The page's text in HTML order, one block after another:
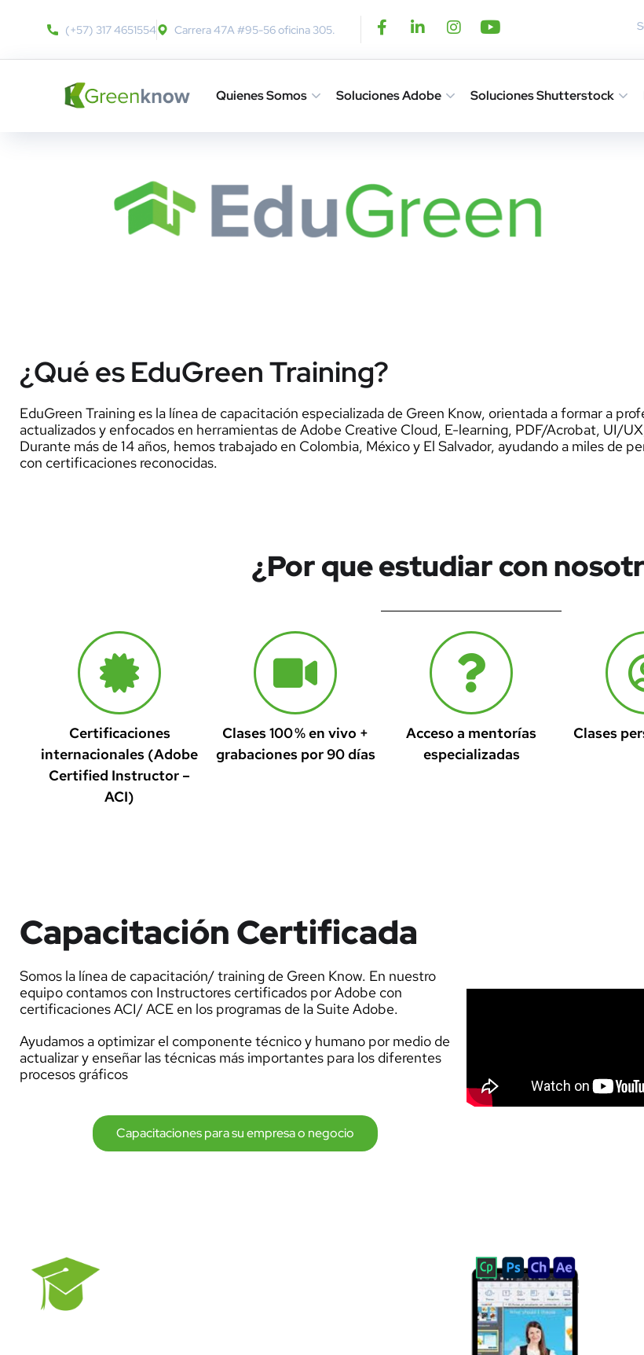
(+57) 317 4651554 Carrera 47A #95-56 oficina 305.
Quienes Somos Soluciones Adobe Soluciones Shutterstock
¿Qué es EduGreen Training?
EduGreen Training es la línea de capacitación especializada de Green Know, orientada a formar a
actualizados y enfocados en herramientas de Adobe Creative Cloud, E-learning, PDF/Acrobat, UI/
Durante más de 14 años, hemos trabajado en Colombia, México y El Salvador, ayudando a miles de
con certificaciones reconocidas.
¿Por que estudiar con
Certificaciones
internacionales (Adobe
Certified Instructor –
ACI)
Clases 100 % en vivo +
grabaciones por 90 días
Acceso a mentorías
especializadas
Clases
Capacitación Certificada
Somos la línea de capacitación/ training de Green Know. En nuestro
equipo contamos con Instructores certificados por Adobe con
certificaciones ACI/ ACE en los programas de la Suite Adobe.
Ayudamos a optimizar el componente técnico y humano por medio de
actualizar y enseñar las técnicas más importantes para los diferentes
procesos gráficos
Capacitaciones para su empresa o negocio